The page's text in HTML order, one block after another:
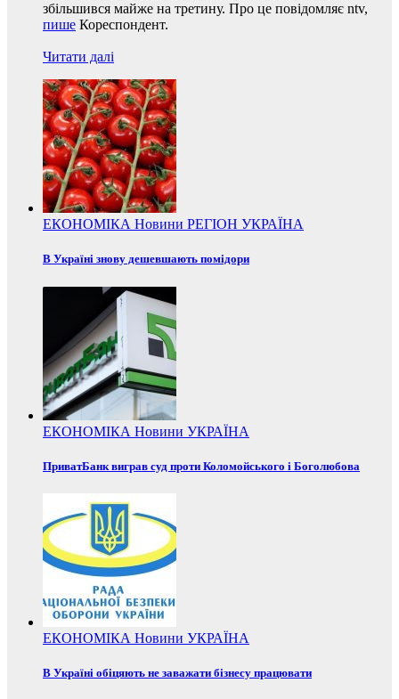
збільшився майже на третину. Про це повідомляє ntv,
пише Кореспондент.
Читати далі
ЕКОНОМІКА Новини РЕГІОН УКРАЇНА
В Україні знову дешевшають помідори
ЕКОНОМІКА Новини УКРАЇНА
ПриватБанк виграв суд проти Коломойського і Боголюбова
ЕКОНОМІКА Новини УКРАЇНА
В Україні обіцяють не заважати бізнесу працювати